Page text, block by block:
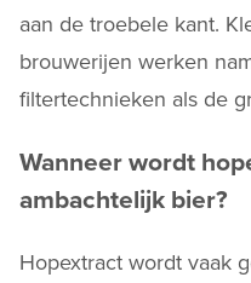
aan de troebele kant.
brouwerijen werken
filtertechnieken als de
Wanneer wordt
ambachtelijk bier?
Hopextract wordt vaak